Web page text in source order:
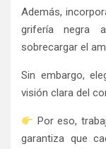
Además,
grifería negra
sobrecargar el
Sin embargo,
visión clara del
Por eso,
garantiza que